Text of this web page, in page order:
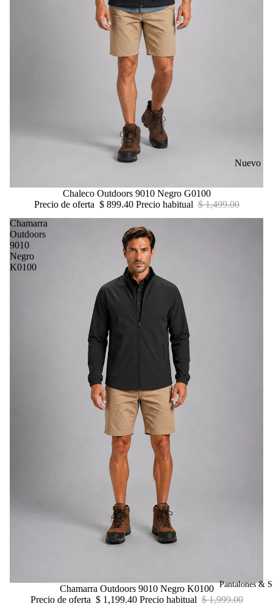
Nuevo
Pantalones &
Chaleco Outdoors 9010 Negro G0100
Precio de oferta $ 899.40 Precio habitual $ 1,499.00
Chamarra
Outdoors
9010
Negro
K0100
Chamarra Outdoors 9010 Negro K0100
Precio de oferta $ 1,199.40 Precio habitual $ 1,999.00